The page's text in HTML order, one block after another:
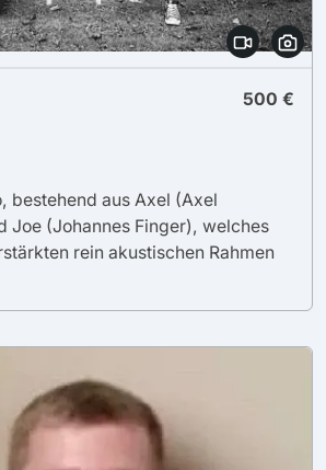
500 €
bestehend aus Axel (Axel
Joe (Johannes Finger), welches
rein akustischen Rahmen